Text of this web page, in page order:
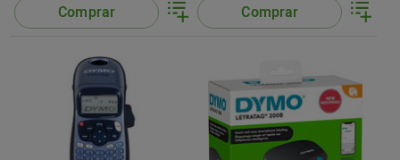
Comprar Comprar